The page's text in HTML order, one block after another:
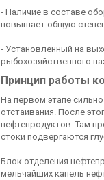
- Наличие в составе
повышает общую
- Установленный на
рыбохозяйственного
Принцип работы
На первом этапе
отстаивания. После
нефтепродуктов. Там
стоки подвергаются
Блок отделения
мельчайших капель